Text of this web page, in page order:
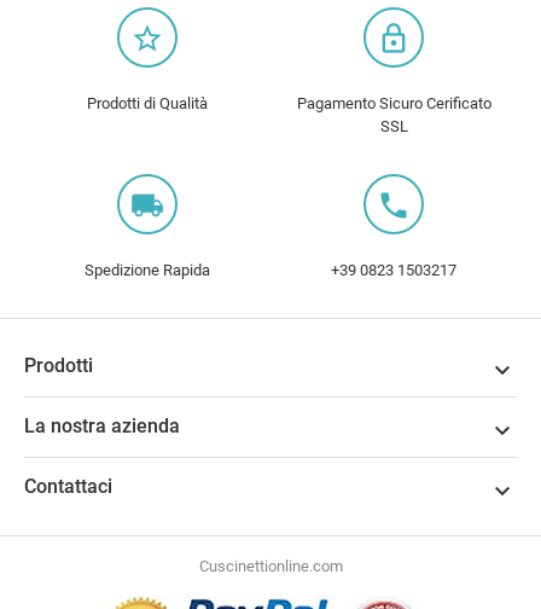
star_border
Prodotti di Qualità
lock_outline
Pagamento Sicuro Cerificato
SSL
local_shipping
Spedizione Rapida
local_phone
+39 0823 1503217
Prodotti 
La nostra azienda 
Contattaci 
Cuscinettionline.com